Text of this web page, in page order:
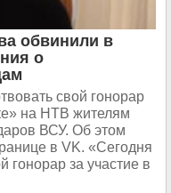
обвинили в
о
свой гонорар
на НТВ жителям
ВСУ. Об этом
в VK. «Сегодня
гонорар за участие в